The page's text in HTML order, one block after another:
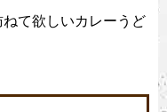
て欲しいカレーうど